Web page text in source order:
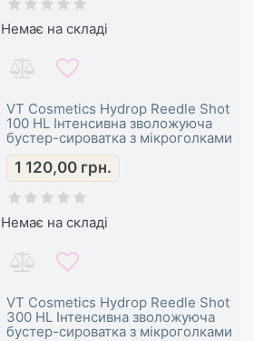
Немає на складі
VT Cosmetics Hydrop Reedle Shot
100 HL Інтенсивна зволожуюча
бустер-сироватка з мікроголками
1 120,00 грн.
Немає на складі
VT Cosmetics Hydrop Reedle Shot
300 HL Інтенсивна зволожуюча
бустер-сироватка з мікроголками